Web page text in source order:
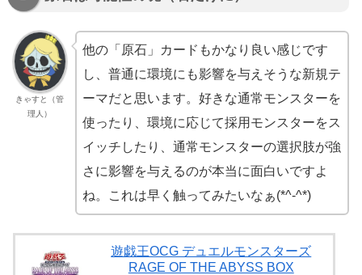
きゃすと（管
理人）
他の「原石」カードもかなり良い感じです
し、普通に環境にも影響を与えそうな新規テ
ーマだと思います。好きな通常モンスターを
使ったり、環境に応じて採用モンスターをス
イッチしたり、通常モンスターの選択肢が強
さに影響を与えるのが本当に面白いですよ
ね。これは早く触ってみたいなぁ(*^-^*)
遊戯王OCG デュエルモンスターズ
RAGE OF THE ABYSS BOX